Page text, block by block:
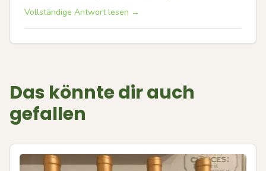
Vollständige Antwort lesen →
Das könnte dir auch
gefallen